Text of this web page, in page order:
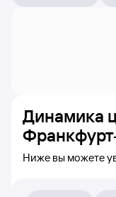
Динамика
Ниже вы можете